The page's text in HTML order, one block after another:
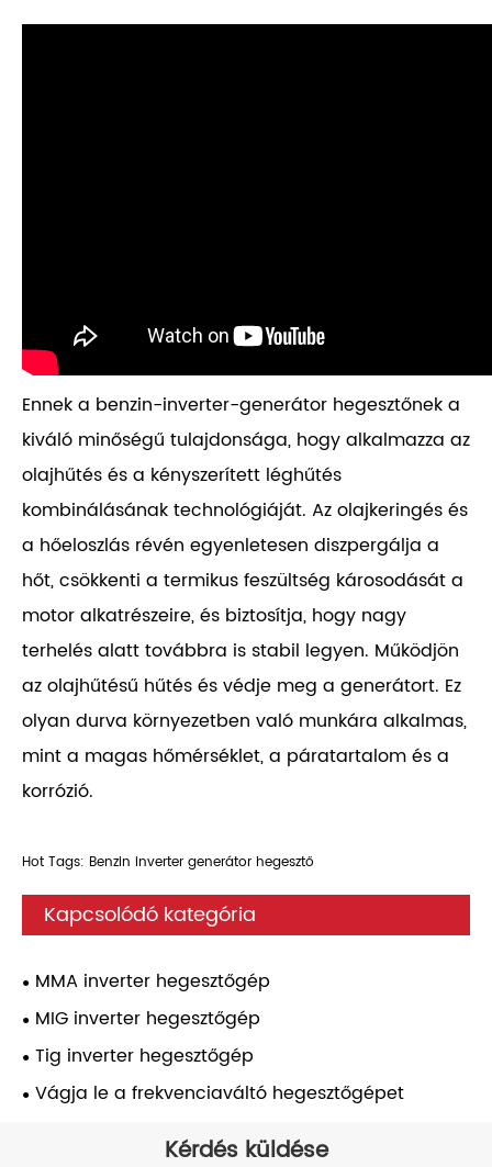
Ennek a benzin-inverter-generátor hegesztőnek a
kiváló minőségű tulajdonsága, hogy alkalmazza az
olajhűtés és a kényszerített léghűtés
kombinálásának technológiáját. Az olajkeringés és
a hőeloszlás révén egyenletesen diszpergálja a
hőt, csökkenti a termikus feszültség károsodását a
motor alkatrészeire, és biztosítja, hogy nagy
terhelés alatt továbbra is stabil legyen. Működjön
az olajhűtésű hűtés és védje meg a generátort. Ez
olyan durva környezetben való munkára alkalmas,
mint a magas hőmérséklet, a páratartalom és a
korrózió.
Hot Tags: Benzin inverter generátor hegesztő
Kapcsolódó kategória
MMA inverter hegesztőgép
MIG inverter hegesztőgép
Tig inverter hegesztőgép
Vágja le a frekvenciaváltó hegesztőgépet
Kérdés küldése